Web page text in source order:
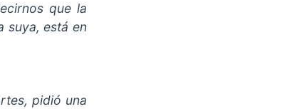
que la
suya, está en
pidió una